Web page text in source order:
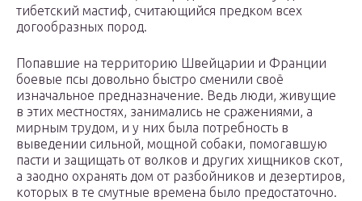
тибетский мастиф, считающийся предком всех
догообразных пород.
Попавшие на территорию Швейцарии и Франции
боевые псы довольно быстро сменили своё
изначальное предназначение. Ведь люди, живущие
в этих местностях, занимались не сражениями, а
мирным трудом, и у них была потребность в
выведении сильной, мощной собаки, помогавшую
пасти и защищать от волков и других хищников скот,
а заодно охранять дом от разбойников и дезертиров,
которых в те смутные времена было предостаточно.